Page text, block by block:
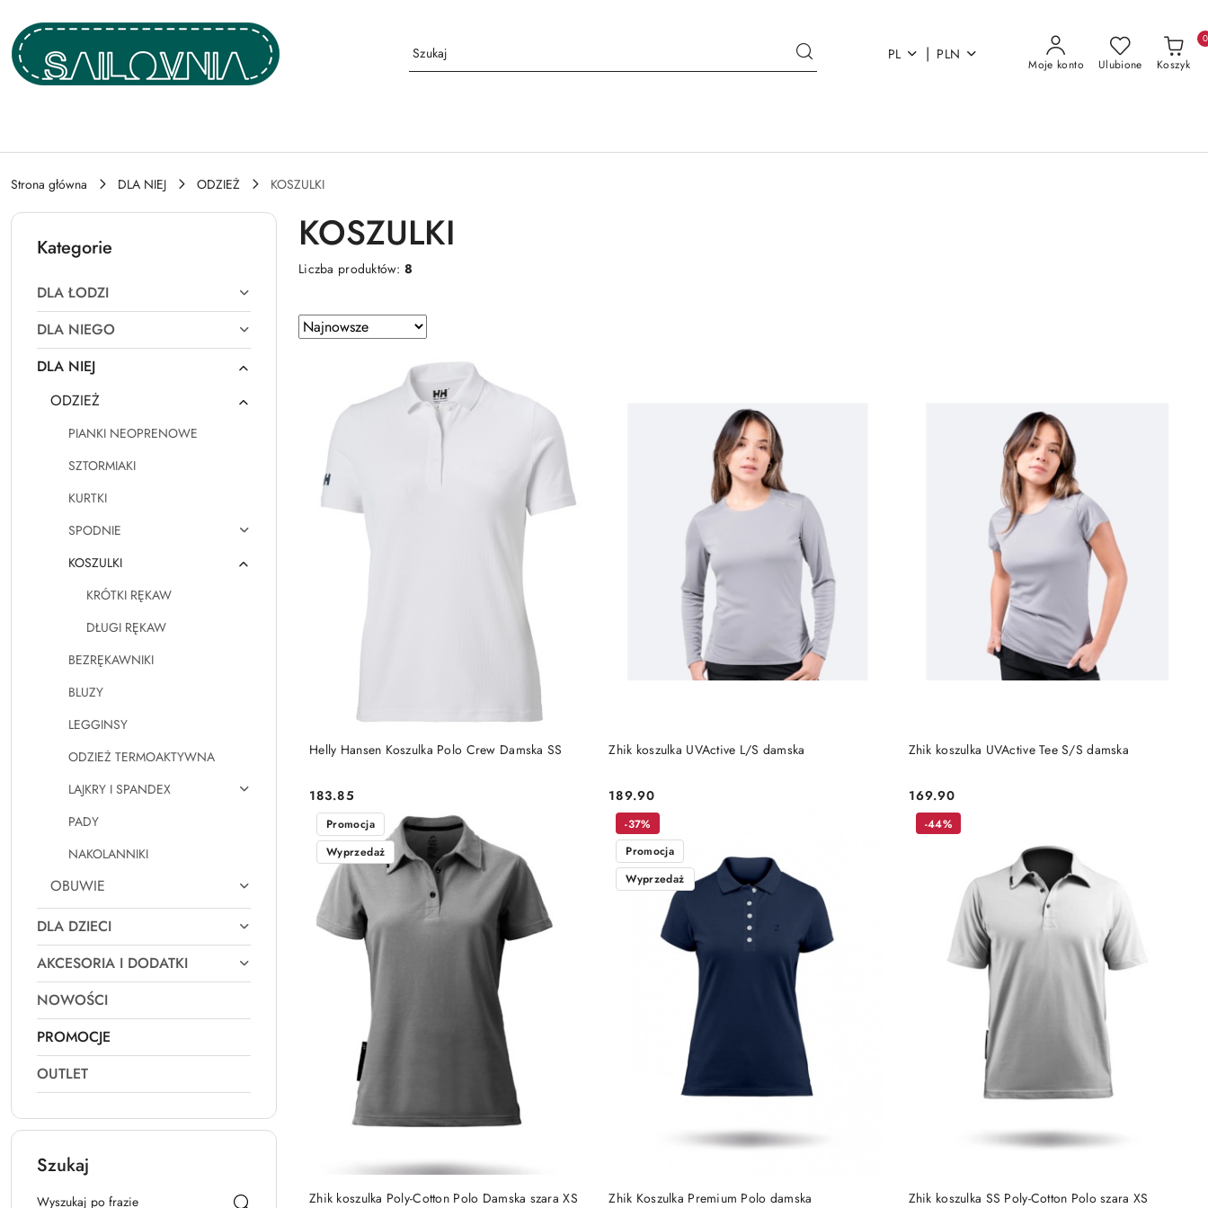
Przejdź do treści głównej
Przejdź do wyszukiwarki
Przejdź do moje konto
Przejdź do menu głównego
Przejdź do stopki
PL | PLN
Moje konto Ulubione Koszyk
0
Strona główna DLA NIEJ ODZIEŻ KOSZULKI
Kategorie
DLA ŁODZI
DLA NIEGO
DLA NIEJ
ODZIEŻ
PIANKI NEOPRENOWE
SZTORMIAKI
KURTKI
SPODNIE
KOSZULKI
KRÓTKI RĘKAW
DŁUGI RĘKAW
BEZRĘKAWNIKI
BLUZY
LEGGINSY
ODZIEŻ TERMOAKTYWNA
LAJKRY I SPANDEX
PADY
NAKOLANNIKI
OBUWIE
DLA DZIECI
AKCESORIA I DODATKI
NOWOŚCI
PROMOCJE
OUTLET
Szukaj
KOSZULKI
Liczba produktów:8
Zastosowano
sortowanie:
Sortuj
według
Helly Hansen Koszulka Polo Crew Damska SS
Cena:
183.85
DO KOSZYKA Zhik koszulka UVActive L/S damska
Cena:
189.90
DO KOSZYKA Zhik koszulka UVActive Tee S/S damska
Cena:
169.90
DO KOSZYKA
Zhik koszulka Poly-Cotton Polo Damska szara XS
Promocja
Wyprzedaż
DO KOSZYKA Zhik Koszulka Premium Polo damska
-37%
Promocja
Wyprzedaż
DO KOSZYKA Zhik koszulka SS Poly-Cotton Polo szara XS
-44%
DO KOSZYKA